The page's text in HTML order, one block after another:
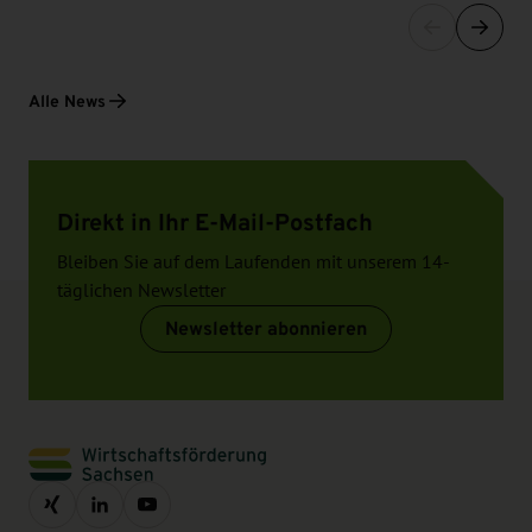
Alle News
Direkt in Ihr E-Mail-Postfach
Bleiben Sie auf dem Laufenden mit unserem 14-
täglichen Newsletter
Newsletter abonnieren